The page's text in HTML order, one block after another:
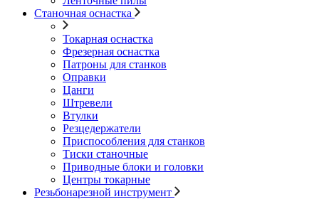
Станочная оснастка
Токарная оснастка
Фрезерная оснастка
Патроны для станков
Оправки
Цанги
Штревели
Втулки
Резцедержатели
Приспособления для станков
Тиски станочные
Приводные блоки и головки
Центры токарные
Резьбонарезной инструмент